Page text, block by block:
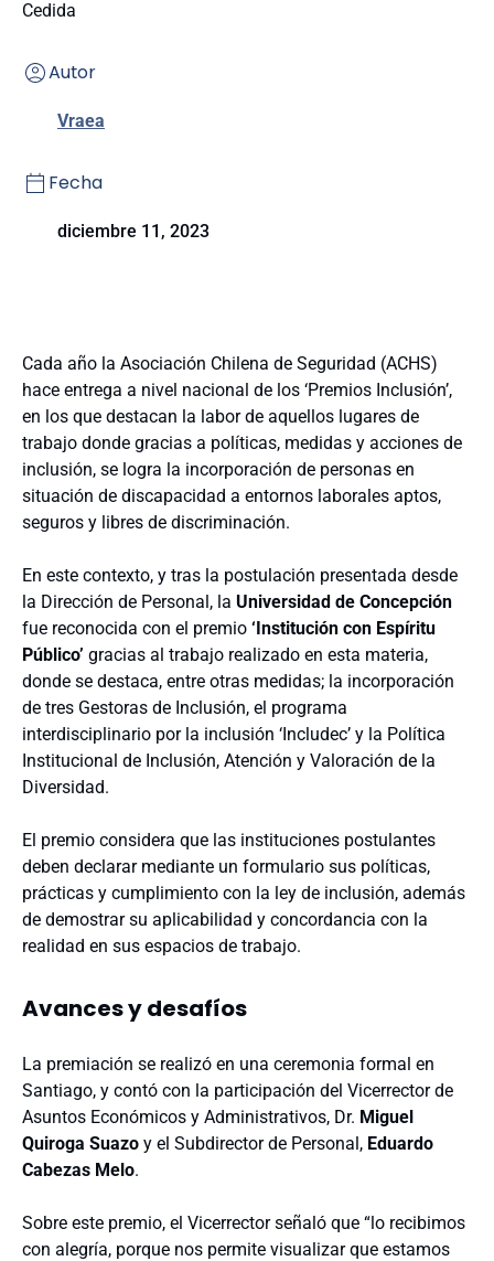
Cedida
Autor
Vraea
Fecha
diciembre 11, 2023
Cada año la Asociación Chilena de Seguridad (ACHS)
hace entrega a nivel nacional de los ‘Premios Inclusión’,
en los que destacan la labor de aquellos lugares de
trabajo donde gracias a políticas, medidas y acciones de
inclusión, se logra la incorporación de personas en
situación de discapacidad a entornos laborales aptos,
seguros y libres de discriminación.
En este contexto, y tras la postulación presentada desde
la Dirección de Personal, la Universidad de Concepción
fue reconocida con el premio ‘Institución con Espíritu
Público’ gracias al trabajo realizado en esta materia,
donde se destaca, entre otras medidas; la incorporación
de tres Gestoras de Inclusión, el programa
interdisciplinario por la inclusión ‘Includec’ y la Política
Institucional de Inclusión, Atención y Valoración de la
Diversidad.
El premio considera que las instituciones postulantes
deben declarar mediante un formulario sus políticas,
prácticas y cumplimiento con la ley de inclusión, además
de demostrar su aplicabilidad y concordancia con la
realidad en sus espacios de trabajo.
Avances y desafíos
La premiación se realizó en una ceremonia formal en
Santiago, y contó con la participación del Vicerrector de
Asuntos Económicos y Administrativos, Dr. Miguel
Quiroga Suazo y el Subdirector de Personal, Eduardo
Cabezas Melo.
Sobre este premio, el Vicerrector señaló que “lo recibimos
con alegría, porque nos permite visualizar que estamos